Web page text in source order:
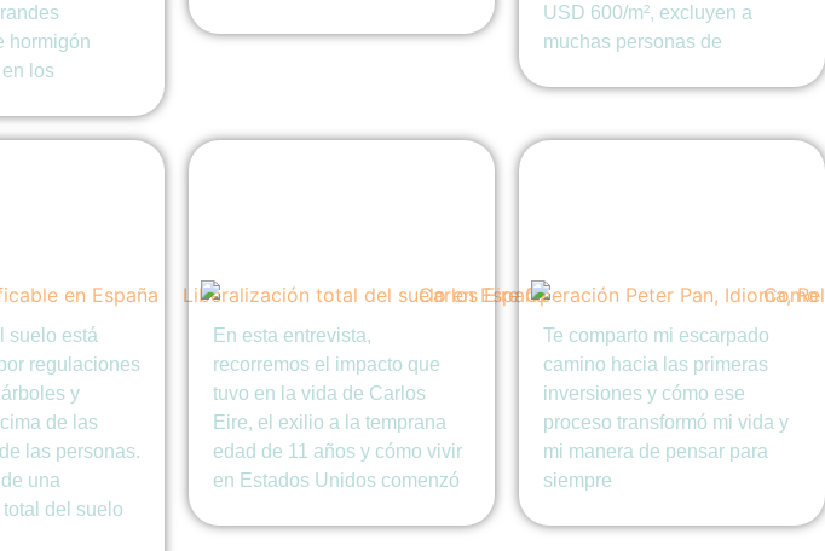
hormigón
los
USD 600/m², excluyen a
muchas personas de
suelo está
regulaciones
y
de las
las personas.
una
del suelo
En esta entrevista,
recorremos el impacto que
tuvo en la vida de Carlos
Eire, el exilio a la temprana
edad de 11 años y cómo vivir
en Estados Unidos comenzó
Te comparto mi escarpado
camino hacia las primeras
inversiones y cómo ese
proceso transformó mi vida y
mi manera de pensar para
siempre